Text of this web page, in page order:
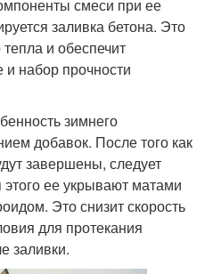
смеси при ее
заливка бетона. Это
и обеспечит
набор прочности
зимнего
добавок. После того как
завершены, следует
этого ее укрывают матами
Это снизит скорость
для протекания
заливки.